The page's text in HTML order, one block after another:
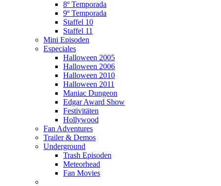
8º Temporada
9º Temporada
Staffel 10
Staffel 11
Mini Episoden
Especiales
Halloween 2005
Halloween 2006
Halloween 2010
Halloween 2011
Maniac Dungeon
Edgar Award Show
Festivitäten
Hollywood
Fan Adventures
Trailer & Demos
Underground
Trash Episoden
Meteorhead
Fan Movies